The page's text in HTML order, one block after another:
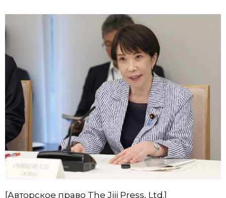
[Авторское право The Jiji Press, Ltd.]